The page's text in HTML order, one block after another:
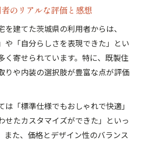
のリアルな評価と感想
を建てた茨城県の利用者からは、
や「自分らしさを表現できた」とい
く寄せられています。特に、既製住
りや内装の選択肢が豊富な点が評価
は「標準仕様でもおしゃれで快適」
せたカスタマイズができた」といっ
また、価格とデザイン性のバランス